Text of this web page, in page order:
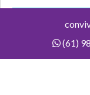
(61)